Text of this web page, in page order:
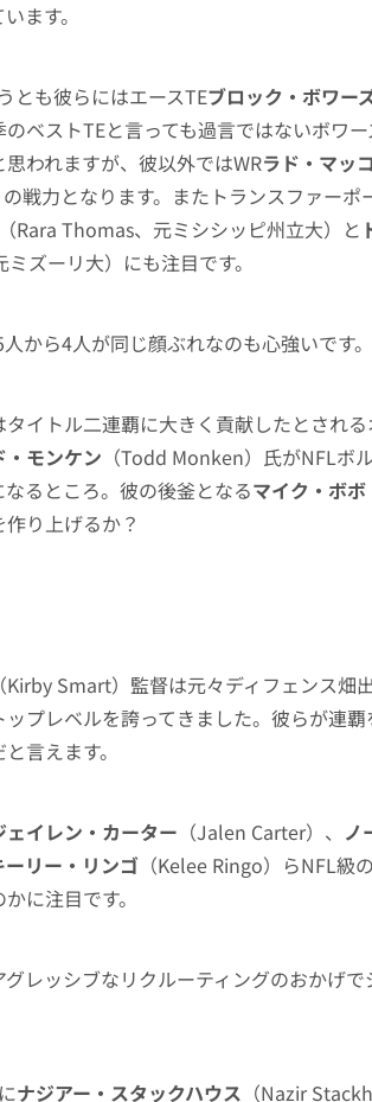
ます。
とも彼らにはエースTEブロック・ボワー
ベストTEと言っても過言ではないボワ
われますが、彼以外ではWRラド・マッ
戦力となります。またトランスファーポ
（Rara Thomas、元ミシシッピ州立大）と
ズーリ大）にも注目です。
から4人が同じ顔ぶれなのも心強いです。
イトル二連覇に大きく貢献したとされ
・モンケン （Todd Monken）氏がNFLボ
るところ。彼の後釜となるマイク・ボボ
り上げるか？
（Kirby Smart）監督は元々ディフェンス畑
プレベルを誇ってきました。彼らが連
言えます。
ェイレン・カーター （Jalen Carter）、 ノ
ーリー・リンゴ （Kelee Ringo）らNFL級
に注目です。
レッシブなリクルーティングのおかげ
ナジアー・スタックハウス （Nazir